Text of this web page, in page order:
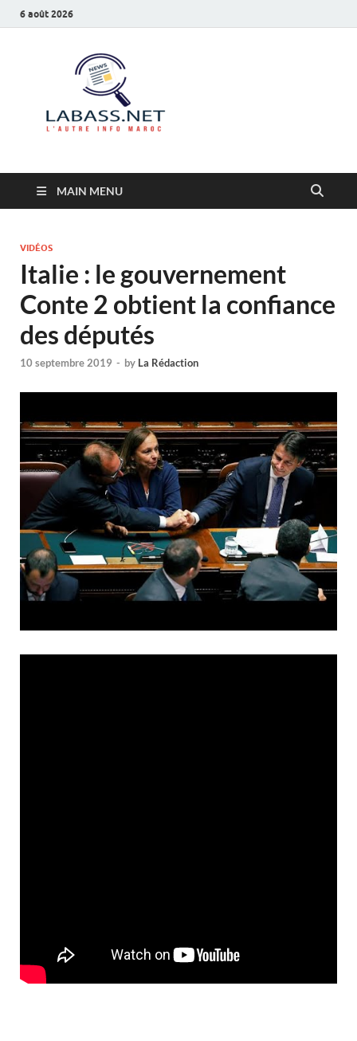
6 août 2026
MAIN MENU
VIDÉOS
Italie : le gouvernement
Conte 2 obtient la confiance
des députés
10 septembre 2019 - by La Rédaction